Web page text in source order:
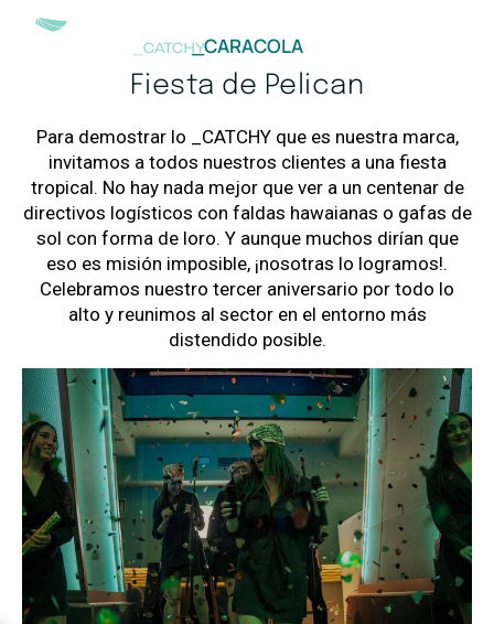
_CARACOLA
Fiesta de Pelican
Para demostrar lo _CATCHY que es nuestra marca,
invitamos a todos nuestros clientes a una fiesta
tropical. No hay nada mejor que ver a un centenar de
directivos logísticos con faldas hawaianas o gafas de
sol con forma de loro. Y aunque muchos dirían que
eso es misión imposible, ¡nosotras lo logramos!.
Celebramos nuestro tercer aniversario por todo lo
alto y reunimos al sector en el entorno más
distendido posible.